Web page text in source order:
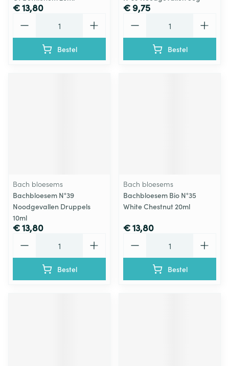
€ 13,80
Bestel
€ 9,75
Bestel
Bach bloesems
Bachbloesem N°39
Noodgevallen Druppels
10ml
€ 13,80
Bestel
Bach bloesems
Bachbloesem Bio N°35
White Chestnut 20ml
€ 13,80
Bestel